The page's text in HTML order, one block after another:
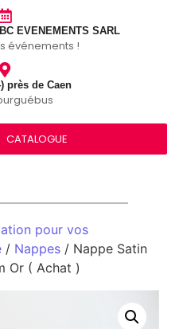
EVENEMENTS SARL
événements !
près de Caen
CATALOGUE
pour vos
/ Nappes / Nappe Satin
Or ( Achat )